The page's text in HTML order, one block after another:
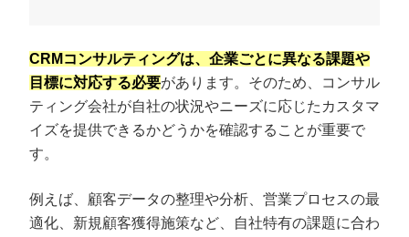
CRMコンサルティングは、企業ごとに異なる課題や
目標に対応する必要があります。そのため、コンサル
ティング会社が自社の状況やニーズに応じたカスタマ
イズを提供できるかどうかを確認することが重要で
す。
例えば、顧客データの整理や分析、営業プロセスの最
適化、新規顧客獲得施策など、自社特有の課題に合わ